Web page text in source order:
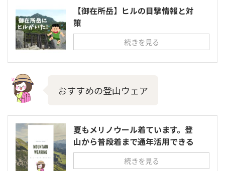
【御在所岳】ヒルの目撃情報と対
策
続きを見る
おすすめの登山ウェア
夏もメリノウール着ています。登
山から普段着まで通年活用できる
続きを見る